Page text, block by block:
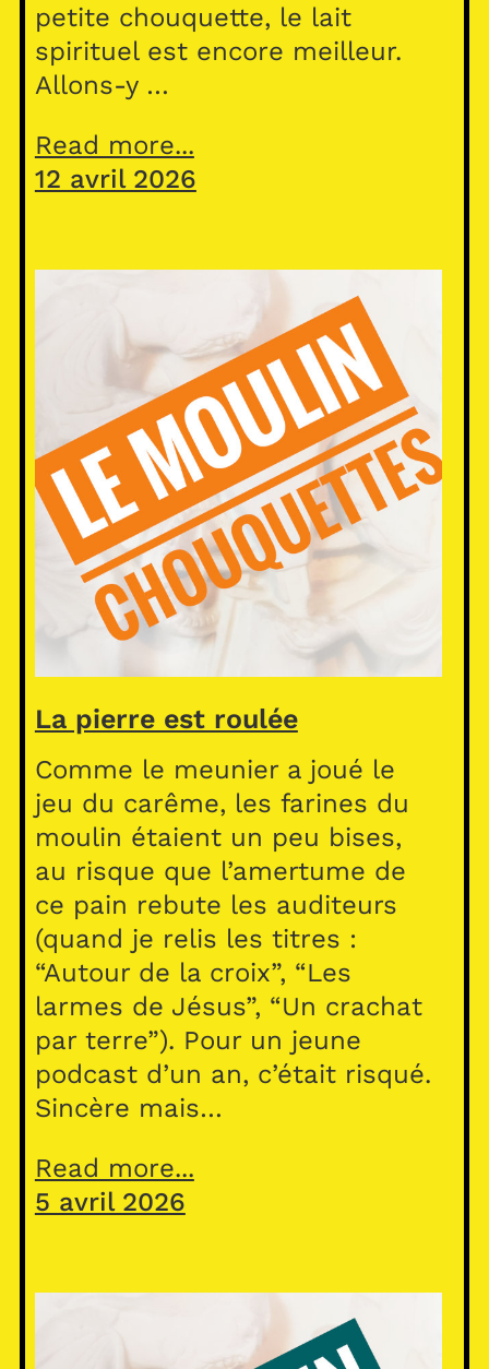
petite chouquette, le lait
spirituel est encore meilleur.
Allons-y …
Read more...
12 avril 2026
La pierre est roulée
Comme le meunier a joué le
jeu du carême, les farines du
moulin étaient un peu bises,
au risque que l’amertume de
ce pain rebute les auditeurs
(quand je relis les titres :
“Autour de la croix”, “Les
larmes de Jésus”, “Un crachat
par terre”). Pour un jeune
podcast d’un an, c’était risqué.
Sincère mais…
Read more...
5 avril 2026